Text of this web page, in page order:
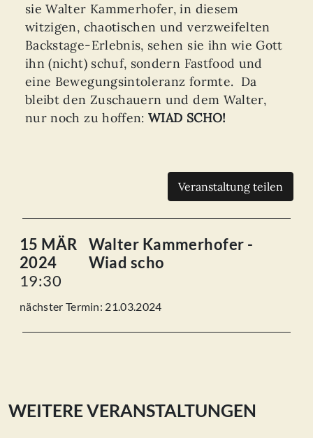
sie Walter Kammerhofer, in diesem
witzigen, chaotischen und verzweifelten
Backstage-Erlebnis, sehen sie ihn wie Gott
ihn (nicht) schuf, sondern Fastfood und
eine Bewegungsintoleranz formte. Da
bleibt den Zuschauern und dem Walter,
nur noch zu hoffen:WIAD SCHO!
Veranstaltung teilen
15 MÄR
2024
19:30
Walter Kammerhofer -
Wiad scho
nächster Termin: 21.03.2024
WEITERE VERANSTALTUNGEN